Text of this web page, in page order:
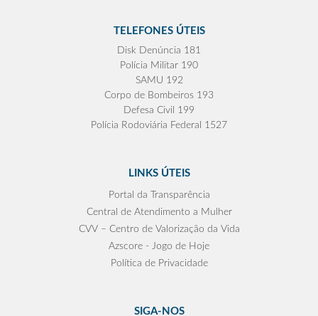
TELEFONES ÚTEIS
Disk Denúncia 181
Polícia Militar 190
SAMU 192
Corpo de Bombeiros 193
Defesa Civil 199
Polícia Rodoviária Federal 1527
LINKS ÚTEIS
Portal da Transparência
Central de Atendimento a Mulher
CVV – Centro de Valorização da Vida
Azscore - Jogo de Hoje
Política de Privacidade
SIGA-NOS